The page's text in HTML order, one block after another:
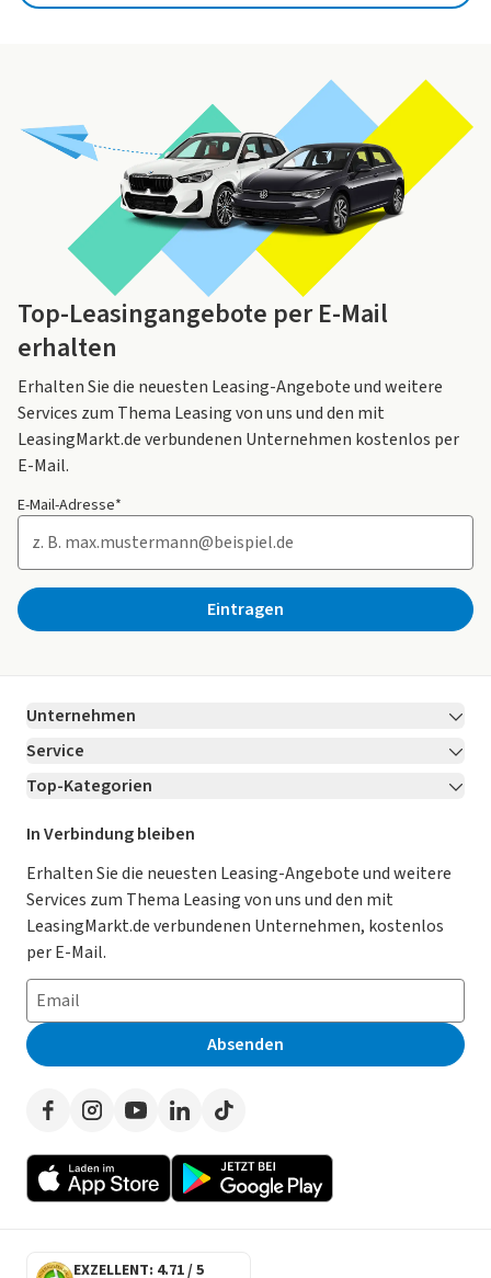
Top-Leasingangebote per E-Mail
erhalten
Erhalten Sie die neuesten Leasing-Angebote und weitere
Services zum Thema Leasing von uns und den mit
LeasingMarkt.de verbundenen Unternehmen kostenlos per
E-Mail.
E-Mail-Adresse*
Eintragen
Unternehmen
Über LeasingMarkt.de
Karriere Jetzt bewerben!
Für Händler
Kooperation mit AutoScout24
AGB
Datenschutz
Impressum
Erklärung zur Barrierefreiheit
Presse
Service
Kontakt
Ratgeber
Magazin
Datenschutz-Einstellungen
So funktioniert’s
Häufig gestellte Fragen
Leasing-Lexikon
Auto-Tests
Werben auf LeasingMarkt.de
Top-Kategorien
Leasing Deals
Gebrauchtwagen Leasing
Leasing ohne Anzahlung
E-Auto Leasing
Privatleasing
Leasing-Vergleiche
Herstellerverzeichnis
Händlerverzeichnis
In Verbindung bleiben
Erhalten Sie die neuesten Leasing-Angebote und weitere
Services zum Thema Leasing von uns und den mit
LeasingMarkt.de verbundenen Unternehmen, kostenlos
per E-Mail.
Absenden
EXZELLENT: 4.71 / 5